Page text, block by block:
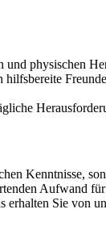
physischen
Kenntnisse,
Aufwand
erhalten Sie von